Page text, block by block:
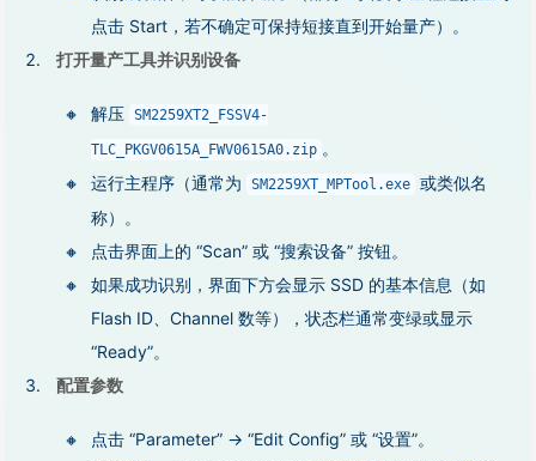
点击 Start，若不确定可保持短接直到开始量产）。
打开量产工具并识别设备
解压 SM2259XT2_FSSV4-
TLC_PKGV0615A_FWV0615A0.zip 。
运行主程序（通常为
SM2259XT_MPTool.exe 或类似名
称）。
点击界面上的 “Scan” 或 “搜索设备” 按钮。
如果成功识别，界面下方会显示 SSD 的基本信息（如
Flash ID、Channel 数等），状态栏通常变绿或显示
“Ready”。
配置参数
点击 “Parameter” → “Edit Config” 或 “设置”。